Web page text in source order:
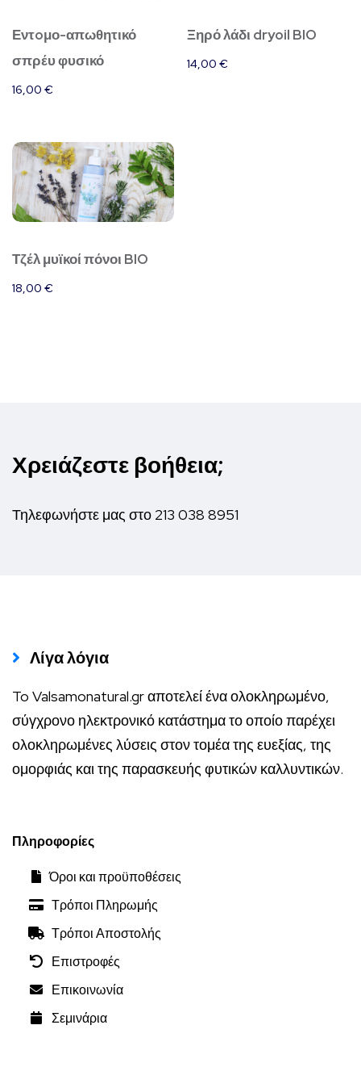
Εντoμο-απωθητικό
σπρέυ φυσικό
16,00 €
Ξηρό λάδι dryoil BIO
14,00€
Τζέλ μυϊκοί πόνοι BIO
18,00 €
Χρειάζεστε βοήθεια;
Τηλεφωνήστε μας στο 213 038 8951
Λίγα λόγια
To Valsamonatural.gr αποτελεί ένα ολοκληρωμένο,
σύγχρονο ηλεκτρονικό κατάστημα το οποίο παρέχει
ολοκληρωμένες λύσεις στον τομέα της ευεξίας, της
ομορφιάς και της παρασκευής φυτικών καλλυντικών.
Πληροφορίες
Όροι και προϋποθέσεις
Τρόποι Πληρωμής
Τρόποι Αποστολής
Επιστροφές
Επικοινωνία
Σεμινάρια